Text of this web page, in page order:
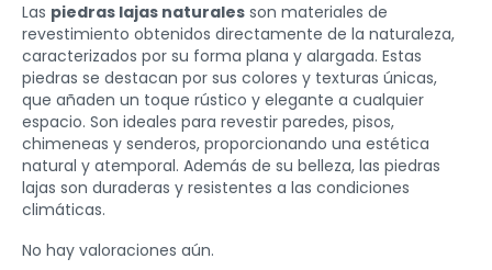
Las piedras lajas naturales son materiales de
revestimiento obtenidos directamente de la naturaleza,
caracterizados por su forma plana y alargada. Estas
piedras se destacan por sus colores y texturas únicas,
que añaden un toque rústico y elegante a cualquier
espacio. Son ideales para revestir paredes, pisos,
chimeneas y senderos, proporcionando una estética
natural y atemporal. Además de su belleza, las piedras
lajas son duraderas y resistentes a las condiciones
climáticas.
No hay valoraciones aún.